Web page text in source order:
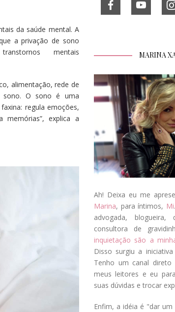
da saúde mental. A
a privação de sono
mentais
alimentação, rede de
sono. O sono é uma
regula emoções,
memórias”, explica a
MARINA
Ah! Deixa eu me
Marina, para íntimos, Mi
advogada,
consultora de
inquietação são a
Disso surgiu a
Tenho um canal
meus leitores e eu
suas dúvidas e trocar
Enfim, a idéia é "dar